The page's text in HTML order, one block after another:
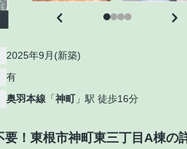
2025年9月(新築)
有
奥羽本線 「神町」駅 徒歩16分
要！東根市神町東三丁目A棟の